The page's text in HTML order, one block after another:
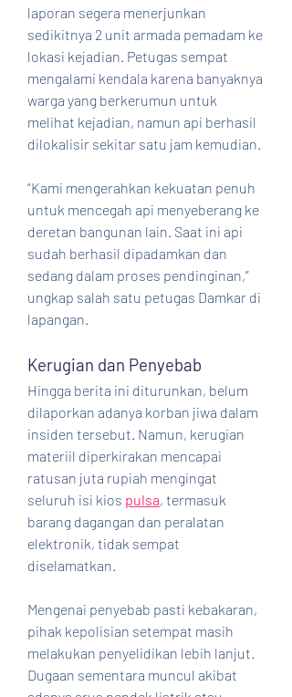
laporan segera menerjunkan
sedikitnya 2 unit armada pemadam ke
lokasi kejadian. Petugas sempat
mengalami kendala karena banyaknya
warga yang berkerumun untuk
melihat kejadian, namun api berhasil
dilokalisir sekitar satu jam kemudian.
“Kami mengerahkan kekuatan penuh
untuk mencegah api menyeberang ke
deretan bangunan lain. Saat ini api
sudah berhasil dipadamkan dan
sedang dalam proses pendinginan,”
ungkap salah satu petugas Damkar di
lapangan.
Kerugian dan Penyebab
Hingga berita ini diturunkan, belum
dilaporkan adanya korban jiwa dalam
insiden tersebut. Namun, kerugian
materiil diperkirakan mencapai
ratusan juta rupiah mengingat
seluruh isi kios pulsa, termasuk
barang dagangan dan peralatan
elektronik, tidak sempat
diselamatkan.
Mengenai penyebab pasti kebakaran,
pihak kepolisian setempat masih
melakukan penyelidikan lebih lanjut.
Dugaan sementara muncul akibat